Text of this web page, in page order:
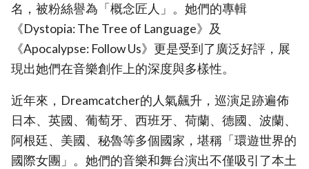
名，被粉絲譽為「概念匠人」。她們的專輯
《Dystopia: The Tree of Language》及
《Apocalypse: Follow Us》更是受到了廣泛好評，展
現出她們在音樂創作上的深度與多樣性。
近年來，Dreamcatcher的人氣飆升，巡演足跡遍佈
日本、英國、葡萄牙、西班牙、荷蘭、德國、波蘭、
阿根廷、美國、秘魯等多個國家，堪稱「環遊世界的
國際女團」。她們的音樂和舞台演出不僅吸引了本土